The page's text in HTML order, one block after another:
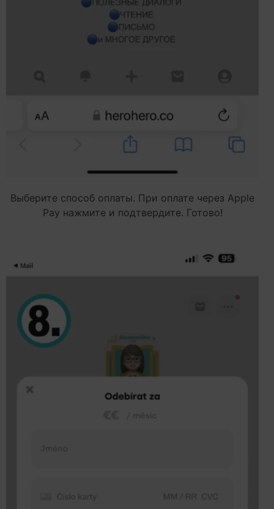
Выберите способ оплаты. При оплате через Apple
Pay нажмите и подтвердите. Готово!